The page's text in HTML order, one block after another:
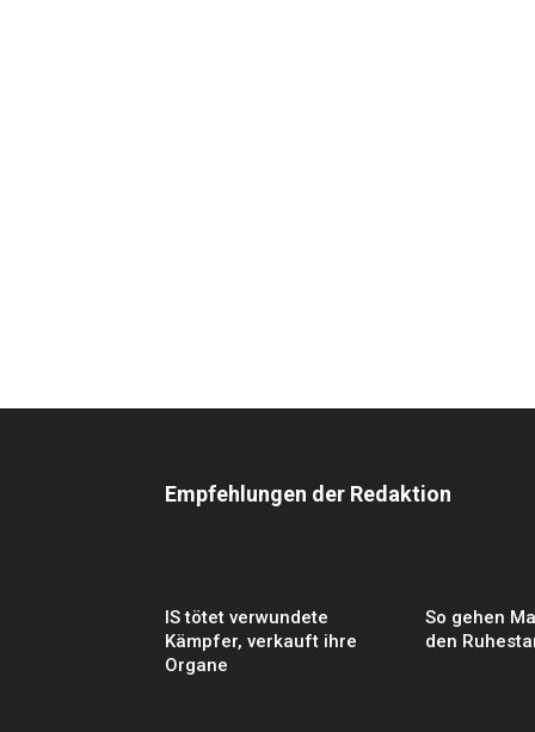
Empfehlungen der Redaktion
IS tötet verwundete
Kämpfer, verkauft ihre
Organe
So gehen
den